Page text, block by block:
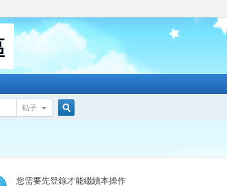
帖子
索
您需要先登錄才能繼續本操作